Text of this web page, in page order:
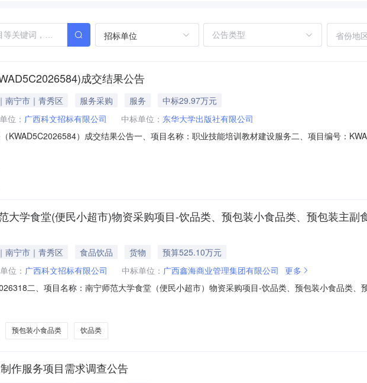
招标单位 省份地
成交结果公告
南宁市｜青秀区 服务采购 服务
中标29.97万元
位： 广西科文招标有限公司 中标单位： 东华大学出版社有限公司
KWAD5C2026584）成交结果公告一、项目名称：职业技能培训教材建设服务二、项目编号：
按照采购文件的要求。服务期限：2026年12月5日前整体交付，并通过采购人验收合格。服务标准
大学食堂(便民小超市)物资采购项目-饮品类、预包装小食品类、预包装主
南宁市｜青秀区 食品饮品 货物
预算525.10万元
位： 广西科文招标有限公司 中标单位： 广西鑫海商业管理集团有限公司 更多
二、项目名称：南宁师范大学食堂（便民小超市）物资采购项目-饮品类、预包装小食品类
址：柳州市柳南区瑞龙路东面西鹅公交停保场8号楼南面1号房屋中标折扣系数：98.80%C分标：
预包装小食品类 饮品类
作服务项目需求调查公告